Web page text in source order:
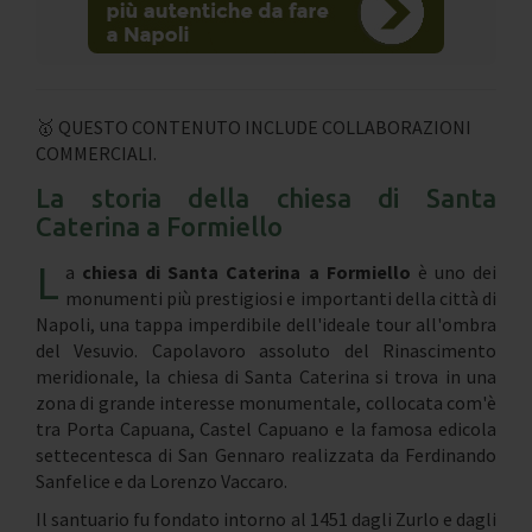
🥇 QUESTO CONTENUTO INCLUDE COLLABORAZIONI
COMMERCIALI.
La storia della chiesa di Santa
Caterina a Formiello
L a chiesa di Santa Caterina a Formiello è uno dei
monumenti più prestigiosi e importanti della città di
Napoli, una tappa imperdibile dell'ideale tour all'ombra
del Vesuvio. Capolavoro assoluto del Rinascimento
meridionale, la chiesa di Santa Caterina si trova in una
zona di grande interesse monumentale, collocata com'è
tra Porta Capuana, Castel Capuano e la famosa edicola
settecentesca di San Gennaro realizzata da Ferdinando
Sanfelice e da Lorenzo Vaccaro.
Il santuario fu fondato intorno al 1451 dagli Zurlo e dagli